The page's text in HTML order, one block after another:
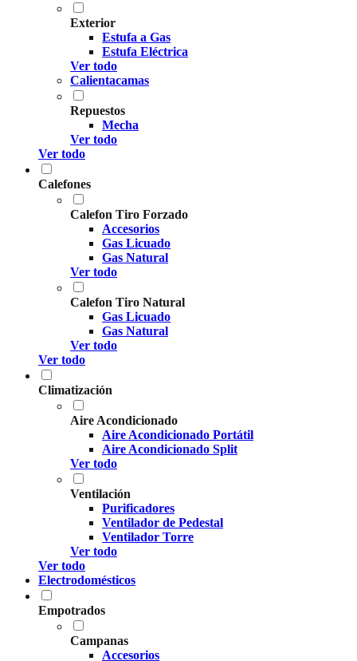
Exterior
Estufa a Gas
Estufa Eléctrica
Ver todo
Calientacamas
Repuestos
Mecha
Ver todo
Ver todo
Calefones
Calefon Tiro Forzado
Accesorios
Gas Licuado
Gas Natural
Ver todo
Calefon Tiro Natural
Gas Licuado
Gas Natural
Ver todo
Ver todo
Climatización
Aire Acondicionado
Aire Acondicionado Portátil
Aire Acondicionado Split
Ver todo
Ventilación
Purificadores
Ventilador de Pedestal
Ventilador Torre
Ver todo
Ver todo
Electrodomésticos
Empotrados
Campanas
Accesorios